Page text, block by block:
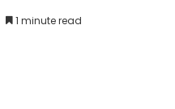
1 minute read